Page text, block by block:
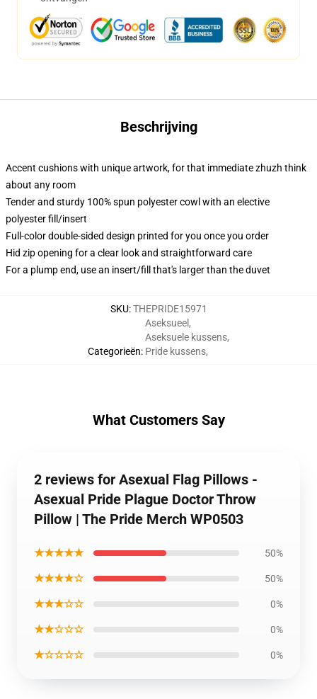
Beschrijving
Accent cushions with unique artwork, for that immediate zhuzh think
about any room
Tender and sturdy 100% spun polyester cowl with an elective
polyester fill/insert
Full-color double-sided design printed for you once you order
Hid zip opening for a clear look and straightforward care
For a plump end, use an insert/fill that's larger than the duvet
SKU:THEPRIDE15971
Categorieën:
Aseksueel ,
Aseksuele kussens,
Pride kussens,
What Customers Say
2 reviews for Asexual Flag Pillows -
Asexual Pride Plague Doctor Throw
Pillow | The Pride Merch WP0503
★★★★★ 50%
★★★★☆ 50%
★★★☆☆ 0%
★★☆☆☆ 0%
★☆☆☆☆ 0%